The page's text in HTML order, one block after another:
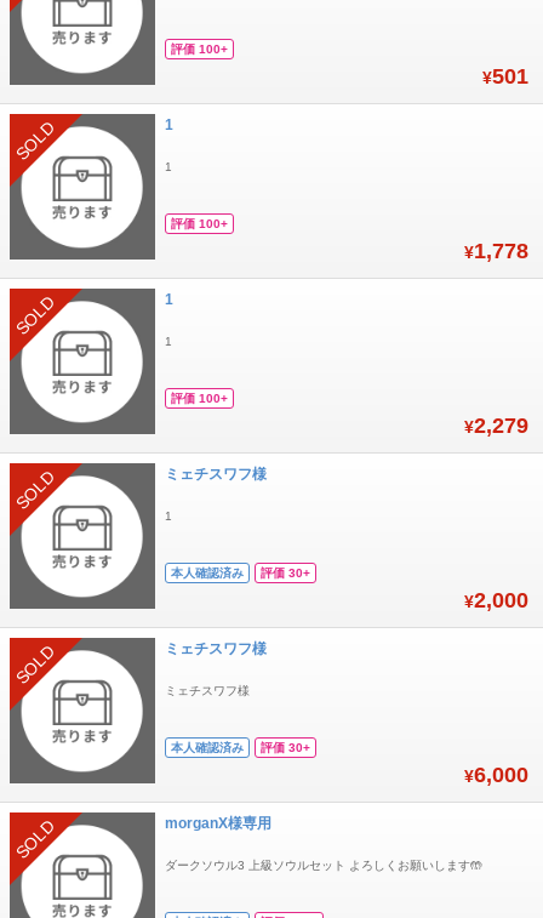
評価 100+
¥501
SOLD 1
1
評価 100+
¥1,778
SOLD 1
1
評価 100+
¥2,279
SOLD ミェチスワフ様
1
本人確認済み 評価 30+
¥2,000
SOLD ミェチスワフ様
ミェチスワフ様
本人確認済み 評価 30+
¥6,000
SOLD morganX様専用
ダークソウル3 上級ソウルセット よろしくお願いします🤲